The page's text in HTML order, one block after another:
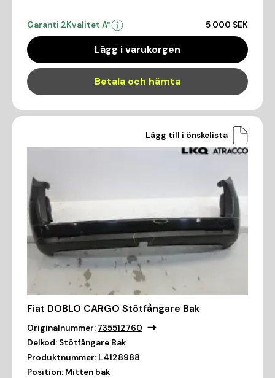
Garanti 2Kvalitet A* 5 000 SEK
Lägg i varukorgen
Betala och hämta
Lägg till i önskelista
Fiat DOBLO CARGO Stötfångare Bak
Originalnummer: 735512760
Delkod: Stötfångare Bak
Produktnummer: L4128988
Position: Mitten bak